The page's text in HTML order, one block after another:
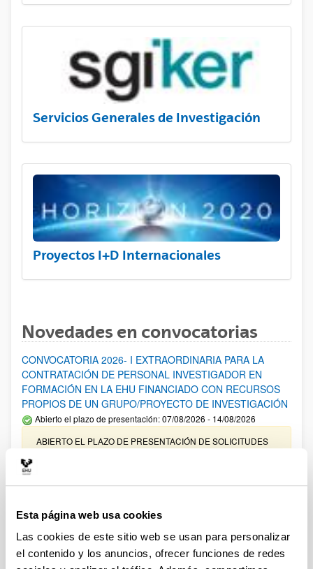
Esta página web usa cookies
Las cookies de este sitio web se usan para personalizar
el contenido y los anuncios, ofrecer funciones de redes
Servicios Generales de Investigación
Proyectos I+D Internacionales
Novedades en convocatorias
CONVOCATORIA 2026- I EXTRAORDINARIA PARA LA
CONTRATACIÓN DE PERSONAL INVESTIGADOR EN
FORMACIÓN EN LA EHU FINANCIADO CON RECURSOS
PROPIOS DE UN GRUPO/PROYECTO DE INVESTIGACIÓN
Abierto el plazo de presentación: 07/08/2026 - 14/08/2026
ABIERTO EL PLAZO DE PRESENTACIÓN DE SOLICITUDES
Ayudas para financiación de la adquisición y renovación de
UPV/EHU 2026
Trámite abierto
25/03/2026: Corrección de errores del listado provisional de
solicitudes admitidas y excluidas. 23/03/2026: Relación